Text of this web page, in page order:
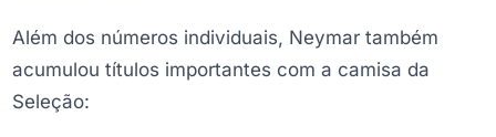
Além dos números individuais, Neymar também
acumulou títulos importantes com a camisa da
Seleção: